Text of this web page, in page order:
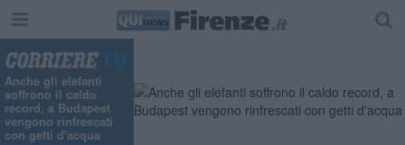
Anche gli elefanti
soffrono il caldo
record, a Budapest
vengono rinfrescati
con getti d'acqua